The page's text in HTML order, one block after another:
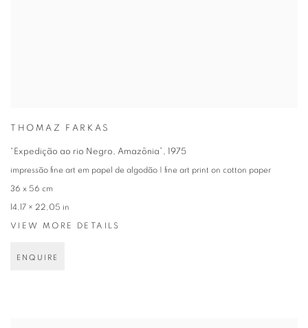
THOMAZ FARKAS
“Expedição ao rio Negro, Amazônia” , 1975
impressão fine art em papel de algodão | fine art print on cotton paper
36 x 56 cm
14,17 × 22,05 in
VIEW MORE DETAILS
ENQUIRE